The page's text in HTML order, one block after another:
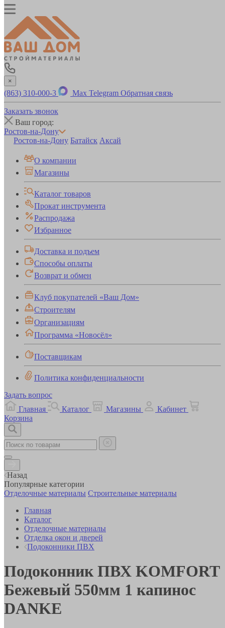
×
(863) 310-000-3 Max Telegram Обратная связь
Заказать звонок
Ваш город:
Ростов-на-Дону
Ростов-на-Дону Батайск Аксай
О компании
Магазины
Каталог товаров
Прокат инструмента
Распродажа
Избранное
Доставка и подъем
Способы оплаты
Возврат и обмен
Клуб покупателей «Ваш Дом»
Строителям
Организациям
Программа «Новосёл»
Поставщикам
Политика конфиденциальности
Задать вопрос
Главная
Каталог Магазины
Кабинет
Корзина
Назад
Популярные категории
Отделочные материалы Строительные материалы
Главная
Каталог
Отделочные материалы
Отделка окон и дверей
Подоконники ПВХ
Подоконник ПВХ KOMFORT
Бежевый 550мм 1 капинос
DANKE